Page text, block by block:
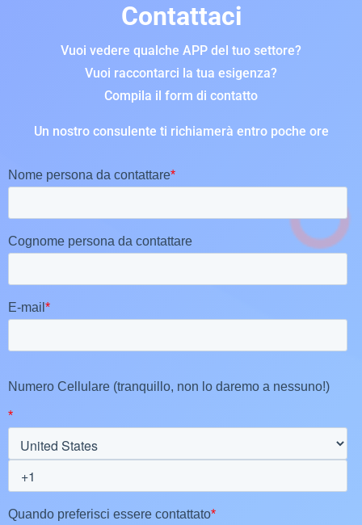
Contattaci
Vuoi vedere qualche APP del tuo settore?
Vuoi raccontarci la tua esigenza?
Compila il form di contatto
Un nostro consulente ti richiamerà entro poche ore